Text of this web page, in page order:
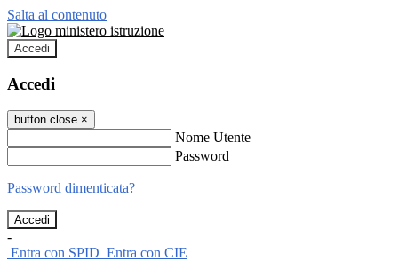
Salta al contenuto
Accedi
Accedi
button close ×
Nome Utente
Password
Password dimenticata?
-
Entra con SPID Entra con CIE